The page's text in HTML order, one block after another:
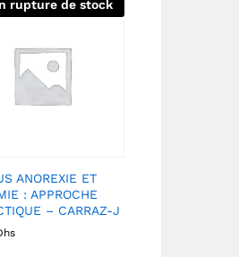
rupture de stock
ANOREXIE ET
: APPROCHE
– CARRAZ-J